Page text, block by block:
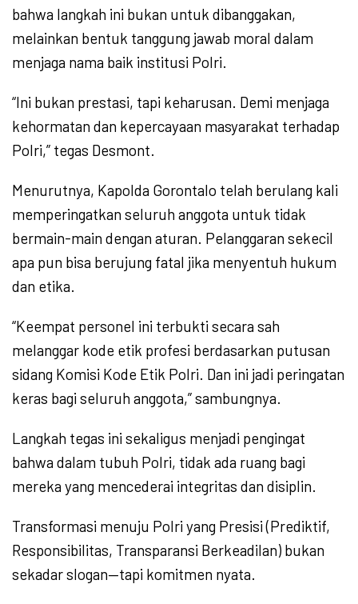
bahwa langkah ini bukan untuk dibanggakan,
melainkan bentuk tanggung jawab moral dalam
menjaga nama baik institusi Polri.
“Ini bukan prestasi, tapi keharusan. Demi menjaga
kehormatan dan kepercayaan masyarakat terhadap
Polri,” tegas Desmont.
Menurutnya, Kapolda Gorontalo telah berulang kali
memperingatkan seluruh anggota untuk tidak
bermain-main dengan aturan. Pelanggaran sekecil
apa pun bisa berujung fatal jika menyentuh hukum
dan etika.
“Keempat personel ini terbukti secara sah
melanggar kode etik profesi berdasarkan putusan
sidang Komisi Kode Etik Polri. Dan ini jadi peringatan
keras bagi seluruh anggota,” sambungnya.
Langkah tegas ini sekaligus menjadi pengingat
bahwa dalam tubuh Polri, tidak ada ruang bagi
mereka yang mencederai integritas dan disiplin.
Transformasi menuju Polri yang Presisi (Prediktif,
Responsibilitas, Transparansi Berkeadilan) bukan
sekadar slogan—tapi komitmen nyata.